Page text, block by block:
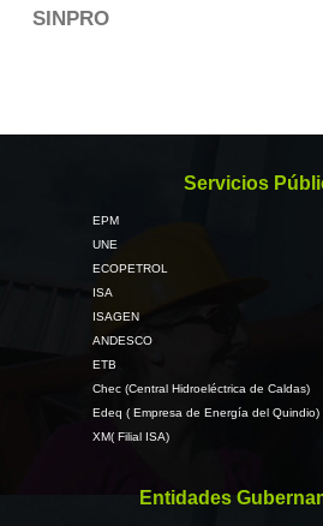
SINPRO
Servicios
EPM
UNE
ECOPETROL
ISA
ISAGEN
ANDESCO
ETB
Chec (Central Hidroeléctrica de Caldas)
Edeq ( Empresa de Energía del Quindio)
XM( Filial ISA)
Entidades